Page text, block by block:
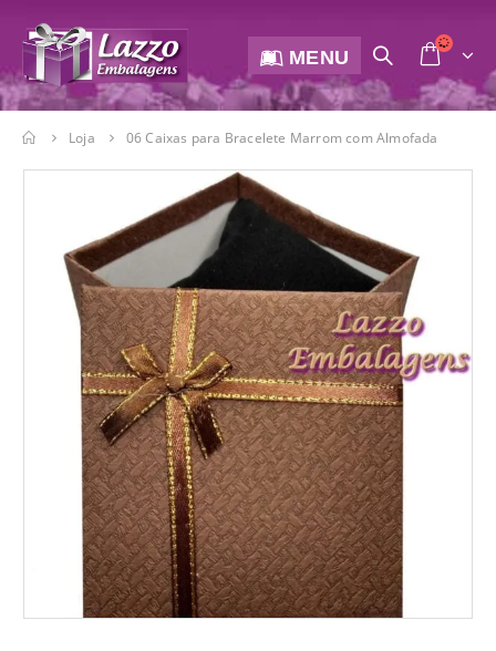
MENU
Loja 06 Caixas para Bracelete Marrom com Almofada